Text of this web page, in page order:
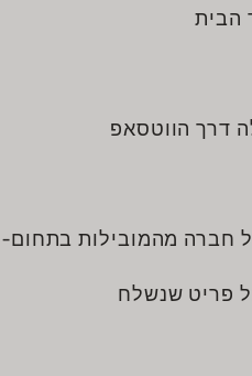
הבית
דרך הווטסאפ
חברה מהמובילות בתחום-
פריט שנשלח